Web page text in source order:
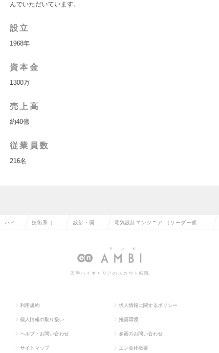
んでいただいています。
設立
1968年
資本金
1300万
売上高
約40億
従業員数
216名
ハイク 技術系（電 設計・開発
（電気）の
電気設計エンジニア （リーダー候
ェア企業／半導体メーカーODMの求人
若手ハイキャリアのスカウト転職
利用規約 求人情報に関するポリシー
個人情報の取り扱い 推奨環境
ヘルプ・お問い合わせ 参画のお問い合わせ
サイトマップ エン会社概要